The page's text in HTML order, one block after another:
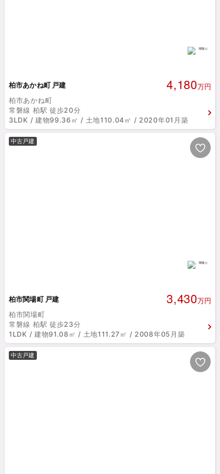
柏市あかね町 戸建 4,180万円
柏市あかね町
常磐線 柏駅 徒歩20分
3LDK / 建物99.36㎡ / 土地110.04㎡ / 2020年01月築
中古戸建
柏市関場町 戸建 3,430万円
柏市関場町
常磐線 柏駅 徒歩23分
1LDK / 建物91.08㎡ / 土地111.27㎡ / 2008年05月築
中古戸建